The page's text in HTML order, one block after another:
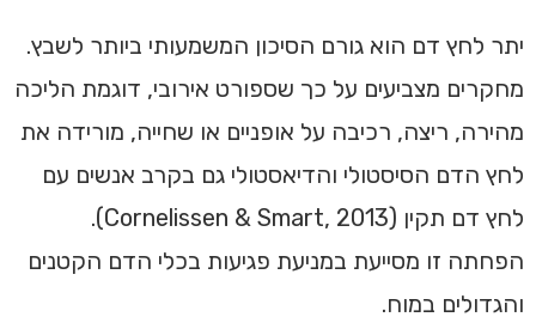
יתר לחץ דם הוא גורם הסיכון המשמעותי ביותר לשבץ.
מחקרים מצביעים על כך שספורט אירובי, דוגמת הליכה
מהירה, ריצה, רכיבה על אופניים או שחייה, מורידה את
לחץ הדם הסיסטולי והדיאסטולי גם בקרב אנשים עם
לחץ דם תקין (Cornelissen & Smart, 2013).
הפחתה זו מסייעת במניעת פגיעות בכלי הדם הקטנים
והגדולים במוח.